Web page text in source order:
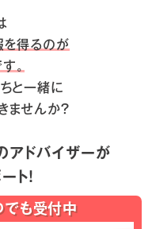
を得るのが
。
と一緒に
ませんか？
アドバイザーが
ト！
も受付中